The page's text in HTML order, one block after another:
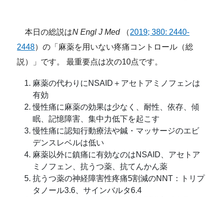
本日の総説はN Engl J Med（2019; 380: 2440-
2448）の「麻薬を用いない疼痛コントロール（総
説）」です。 最重要点は次の10点です。
麻薬の代わりにNSAID＋アセトアミノフェンは
有効
慢性痛に麻薬の効果は少なく、耐性、依存、傾
眠、記憶障害、集中力低下を起こす
慢性痛に認知行動療法や鍼・マッサージのエビ
デンスレベルは低い
麻薬以外に鎮痛に有効なのはNSAID、アセトア
ミノフェン、抗うつ薬、抗てんかん薬
抗うつ薬の神経障害性疼痛5割減のNNT：トリプ
タノール3.6、サインバルタ6.4